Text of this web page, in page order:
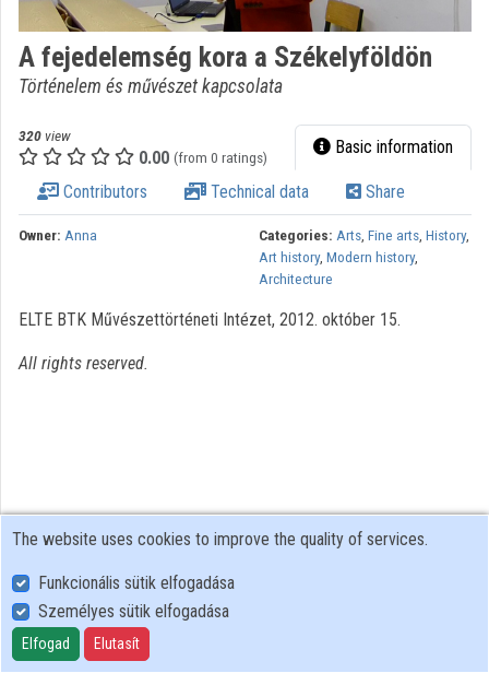
Organizations
Contributors
A fejedelemség kora a Székelyföldön
Történelem és művészet kapcsolata
320 view
0.00 (from 0 ratings) Basic information
Contributors Technical data Share
Owner: Anna Categories: Arts, Fine arts, History,
Art history, Modern history,
Architecture
ELTE BTK Művészettörténeti Intézet, 2012. október 15.
All rights reserved.
User Policy
Adatkezelési tájékoztató (en)
Cookie Policy
The website uses cookies to improve the quality of services.
Funkcionális sütik elfogadása
Személyes sütik elfogadása
Elfogad Elutasít